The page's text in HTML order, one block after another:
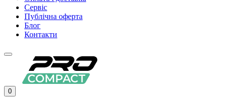
Сервіс
Публічна оферта
Блог
Контакти
0